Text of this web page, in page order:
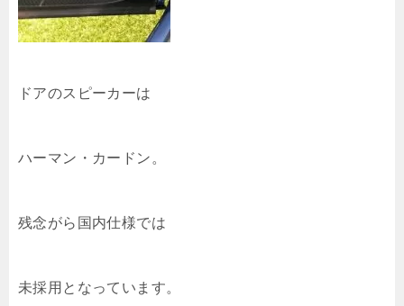
ドアのスピーカーは
ハーマン・カードン。
残念がら国内仕様では
未採用となっています。